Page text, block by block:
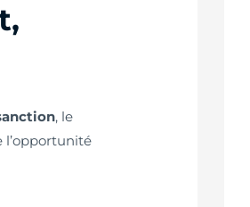
, le
l’opportunité